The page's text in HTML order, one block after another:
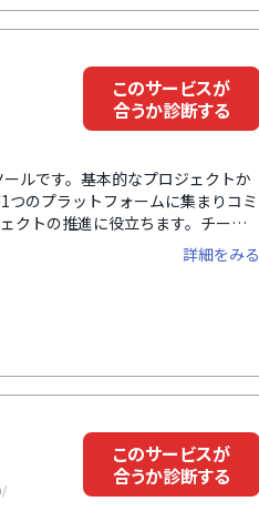
このサービスが
合うか診断する
ルです。基本的なプロジェクトか
のプラットフォームに集まりコミ
クトの推進に役立ちます。チーム
ト、ファイル、チャット、自動化
種に対応。既存のツールと連携す
一覧化し、誰が何をしているの
に使えるのが利点です。
詳細をみる
このサービスが
合うか診断する